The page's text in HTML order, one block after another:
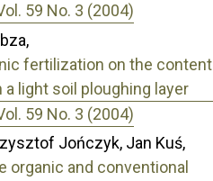
59 No. 3 (2004)
fertilization on the content
light soil ploughing layer
59 No. 3 (2004)
Jończyk, Jan Kuś,
organic and conventional